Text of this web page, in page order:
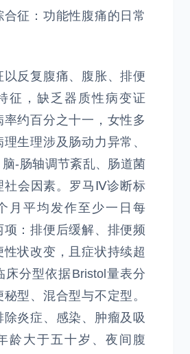
征：功能性腹痛的日常
以反复腹痛、腹胀、排便
征，缺乏器质性病变证
约百分之十一，女性多
生理涉及肠动力异常、
-肠轴调节紊乱、肠道菌
社会因素。罗马Ⅳ诊断标
月平均发作至少一日每
项：排便后缓解、排便频
状改变，且症状持续超
床分型依据Bristol量表分
型、混合型与不定型。
炎症、感染、肿瘤及吸
龄大于五十岁、夜间腹